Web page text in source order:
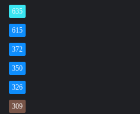
635
615
372
350
326
309